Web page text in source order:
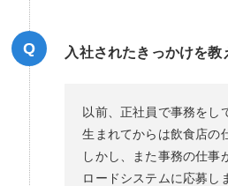
Q 入社されたきっかけを教
以前、正社員で事務をし
生まれてからは飲食店の
しかし、また事務の仕事
ロードシステムに応募し